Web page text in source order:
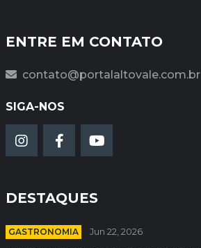
ENTRE EM CONTATO
contato@portalaltovale.com.br
SIGA-NOS
DESTAQUES
GASTRONOMIA Jun 22, 2026